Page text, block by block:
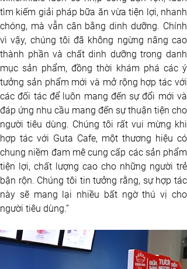
tìm kiếm giải pháp bữa ăn vừa tiện lợi, nhanh
chóng, mà vẫn cân bằng dinh dưỡng. Chính
vì vậy, chúng tôi đã không ngừng nâng cao
thành phần và chất dinh dưỡng trong danh
mục sản phẩm, đồng thời khám phá các ý
tưởng sản phẩm mới và mở rộng hợp tác với
các đối tác để luôn mang đến sự đổi mới và
đáp ứng nhu cầu mang đến sự thuận tiện cho
người tiêu dùng. Chúng tôi rất vui mừng khi
hợp tác với Guta Cafe, một thương hiệu có
chung niềm đam mê cung cấp các sản phẩm
tiện lợi, chất lượng cao cho những người trẻ
bận rộn. Chúng tôi tin tưởng rằng, sự hợp tác
này sẽ mang lại nhiều bất ngờ thú vị cho
người tiêu dùng.”